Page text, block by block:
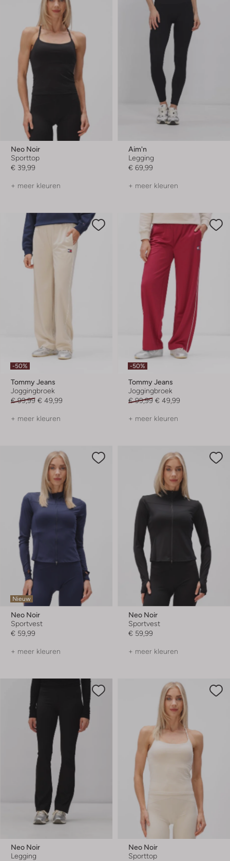
Neo Noir
Sporttop
€ 39,99
+ meer kleuren
Aim'n
Legging
€ 69,99
+ meer kleuren
-50%
Tommy Jeans
Joggingbroek
€ 99,99 € 49,99
+ meer kleuren
-50%
Tommy Jeans
Joggingbroek
€ 99,99 € 49,99
+ meer kleuren
Nieuw
Neo Noir
Sportvest
€ 59,99
+ meer kleuren
Neo Noir
Sportvest
€ 59,99
+ meer kleuren
Neo Noir
Legging
Neo Noir
Sporttop